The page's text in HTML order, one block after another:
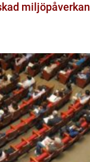
miljöpåverkan